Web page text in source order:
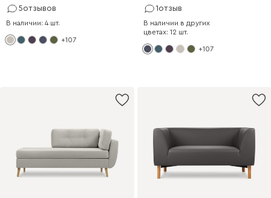
5отзывов
В наличии: 4 шт.
+107
1отзыв
В наличии в других
цветах: 12 шт.
+107